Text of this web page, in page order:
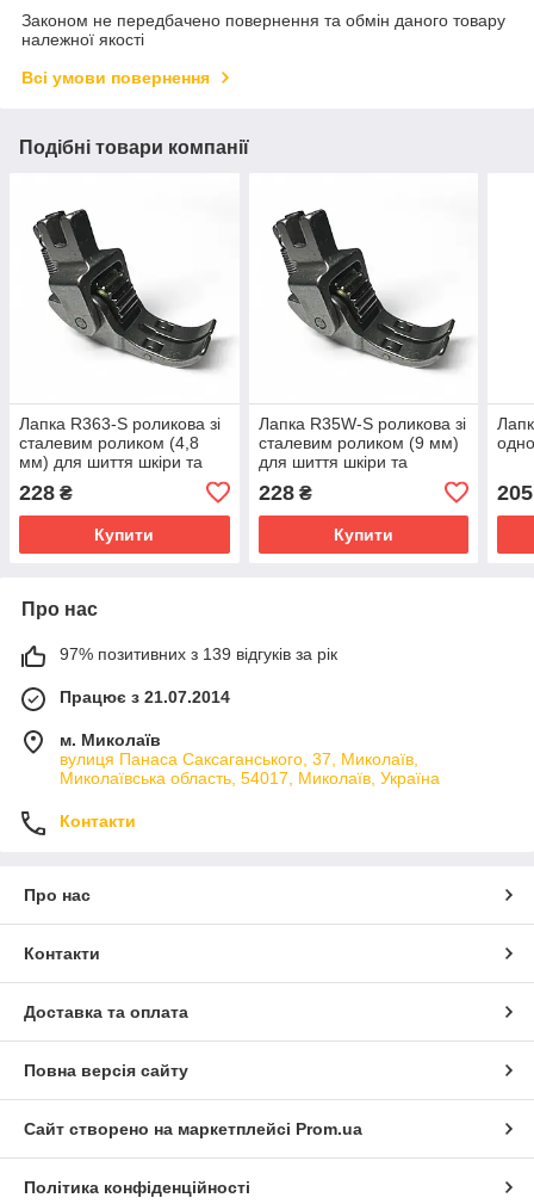
Законом не передбачено повернення та обмін даного товару
належної якості
Всі умови повернення
Подібні товари компанії
Лапка R363-S роликова зі
сталевим роликом (4,8
мм) для шиття шкіри та
228 ₴
Купити
Лапка R35W-S роликова зі
сталевим роликом (9 мм)
для шиття шкіри та
228₴
Купити
Про нас
97% позитивних з 139 відгуків за рік
Працює з 21.07.2014
м. Миколаїв
вулиця Панаса Саксаганського, 37, Миколаїв,
Миколаївська область, 54017, Миколаїв, Україна
Контакти
Про нас
Контакти
Доставка та оплата
Повна версія сайту
Сайт створено на маркетплейсі Prom.ua
Політика конфіденційності